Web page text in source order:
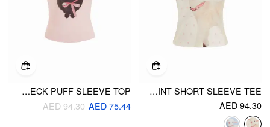
POLKA DOT LAMB PRINT SHORT SLEEVE TEE
AED 94.30
COTTON-BLEND CAT PRINT BOAT NECK PUFF SLEEVE TOP
AED 75.44
AED 94.30